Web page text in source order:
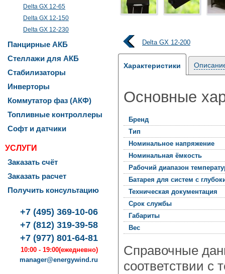
Delta GX 12-65
Delta GX 12-150
Delta GX 12-230
Панцирные АКБ
Стеллажи для АКБ
Стабилизаторы
Инверторы
Коммутатор фаз (АКФ)
Топливные контроллеры
Софт и датчики
УСЛУГИ
Заказать счёт
Заказать расчет
Получить консультацию
+7 (495) 369-10-06
+7 (812) 319-39-58
+7 (977) 801-64-81
10:00 - 19:00(ежедневно)
manager@energywind.ru
Delta GX 12-200
Характеристики
Основные
Бренд
Тип
Номинальное напряжение
Номинальная ёмкость
Рабочий диапазон
Батарея для систем с
Техническая документация
Срок службы
Габариты
Вес
Справочные
соответствии с